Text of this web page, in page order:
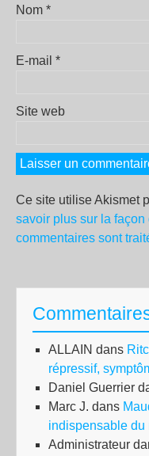
Nom *
E-mail *
Site web
Ce site utilise Akismet
savoir plus sur la
commentaires sont
ALLAIN dans
répressif,
Daniel Guerrier
Marc J. dans
indispensable du
Administrateur